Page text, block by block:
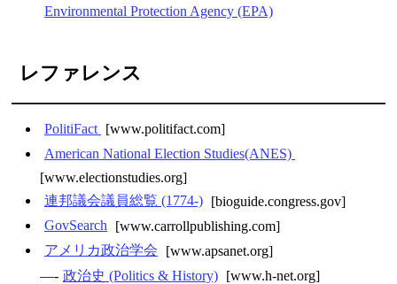
Environmental Protection Agency (EPA)
レファレンス
PolitiFact [www.politifact.com]
American National Election Studies(ANES)
[www.electionstudies.org]
連邦議会議員総覧 (1774-) [bioguide.congress.gov]
GovSearch
[www.carrollpublishing.com]
アメリカ政治学会
[www.apsanet.org]
—- 政治史 (Politics & History) [www.h-net.org]